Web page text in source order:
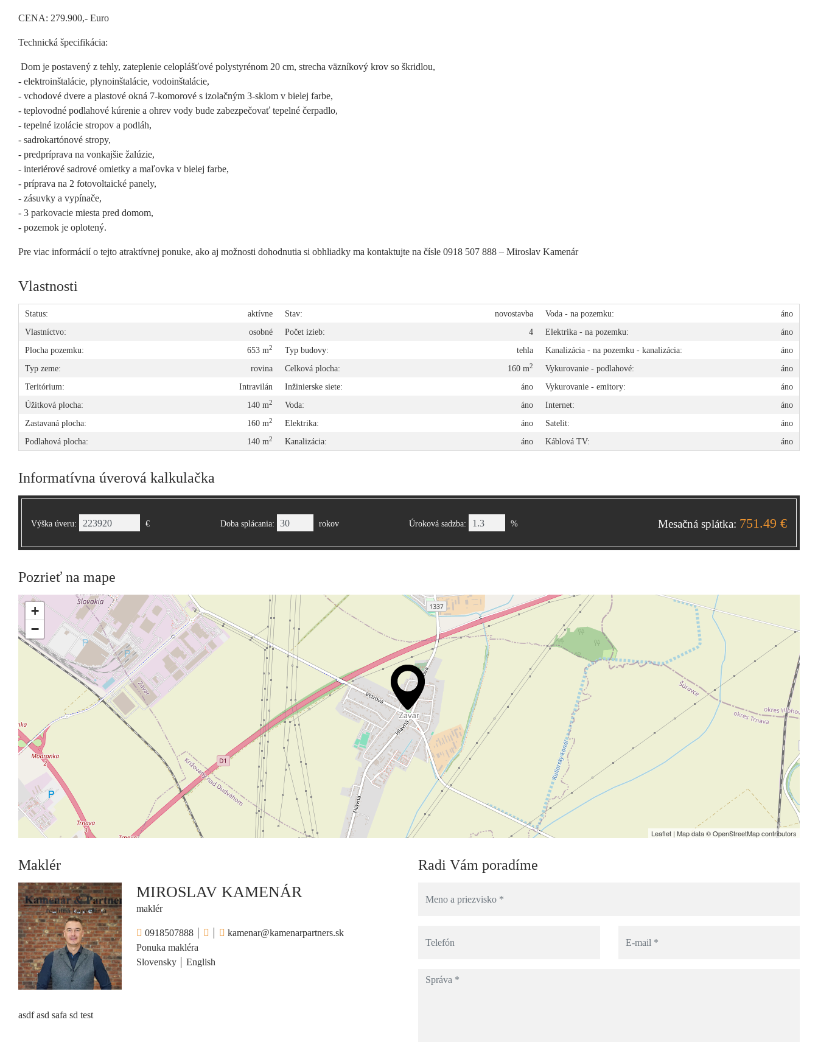
CENA: 279.900,- Euro
Technická špecifikácia:
Dom je postavený z tehly, zateplenie celoplášťové polystyrénom 20 cm, strecha väzníkový krov so škridlou,
- elektroinštalácie, plynoinštalácie, vodoinštalácie,
- vchodové dvere a plastové okná 7-komorové s izolačným 3-sklom v bielej farbe,
- teplovodné podlahové kúrenie a ohrev vody bude zabezpečovať tepelné čerpadlo,
- tepelné izolácie stropov a podláh,
- sadrokartónové stropy,
- predpríprava na vonkajšie žalúzie,
- interiérové sadrové omietky a maľovka v bielej farbe,
- príprava na 2 fotovoltaické panely,
- zásuvky a vypínače,
- 3 parkovacie miesta pred domom,
- pozemok je oplotený.
Pre viac informácií o tejto atraktívnej ponuke, ako aj možnosti dohodnutia si obhliadky ma kontaktujte na čísle 0918 507 888 – Miroslav Kamenár
Vlastnosti
Status:
aktívne
Vlastníctvo:
osobné
Plocha pozemku:
653 m2
Typ zeme:
rovina
Teritórium:
Intravilán
Úžitková plocha:
140 m2
Zastavaná plocha: 160 m2
Podlahová plocha: 140 m2
Stav:
novostavba
Počet izieb:
4
Typ budovy:
tehla
Celková plocha:
160 m2
Inžinierske siete:
áno
Voda:
áno
Elektrika:
áno
Kanalizácia:
áno
Voda - na pozemku:
áno
Elektrika - na pozemku:
áno
Kanalizácia - na pozemku - kanalizácia:
áno
Vykurovanie - podlahové:
áno
Vykurovanie - emitory:
áno
Internet:
áno
Satelit:
áno
Káblová TV:
áno
Informatívna úverová kalkulačka
Výška úveru: € Doba splácania: rokov Úroková sadzba: % Mesačná splátka: 751.49 €
Pozrieť na mape
+
−
Leaflet | Map data ©OpenStreetMapcontributors
Maklér
MIROSLAV KAMENÁR
maklér
0918507888
kamenar@kamenarpartners.sk
Ponuka makléra
Slovensky
English
asdf asd safa sd test
Radi Vám poradíme